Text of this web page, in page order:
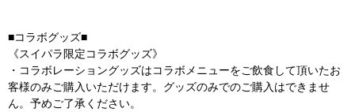
■コラボグッズ■
《スイパラ限定コラボグッズ》
・コラボレーショングッズはコラボメニューをご飲食して頂いたお
客様のみご購入いただけます。グッズのみでのご購入はできませ
ん。予めご了承ください。